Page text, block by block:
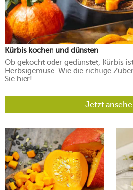
Kürbis kochen und dünsten
Ob gekocht oder gedünstet, Kürbis
Herbstgemüse. Wie die richtige
Sie hier!
Jetzt